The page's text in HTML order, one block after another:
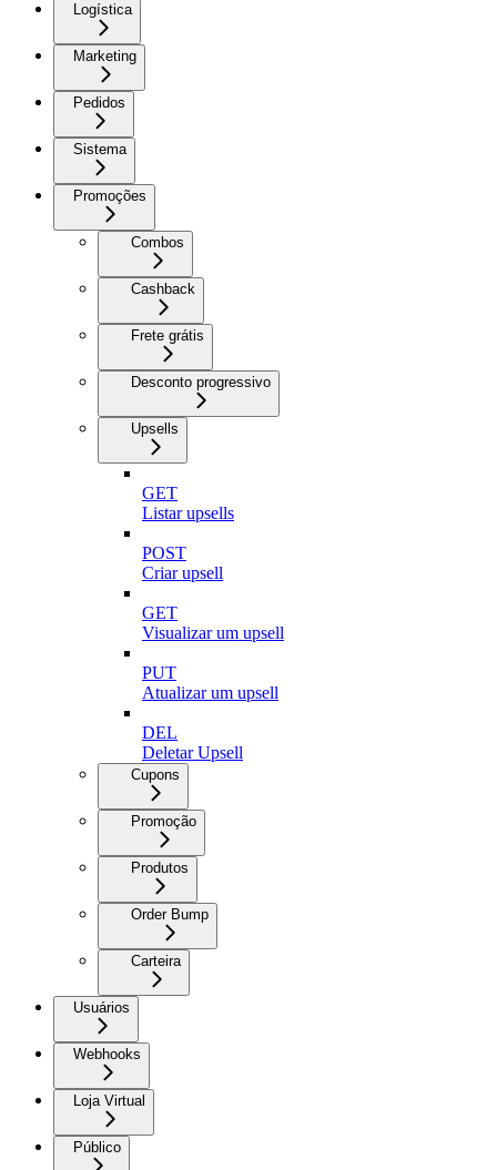
Logística
Marketing
Pedidos
Sistema
Promoções
Combos
Cashback
Frete grátis
Desconto progressivo
Upsells
GET
Listar upsells
POST
Criar upsell
GET
Visualizar um upsell
PUT
Atualizar um upsell
DEL
Deletar Upsell
Cupons
Promoção
Produtos
Order Bump
Carteira
Usuários
Webhooks
Loja Virtual
Público